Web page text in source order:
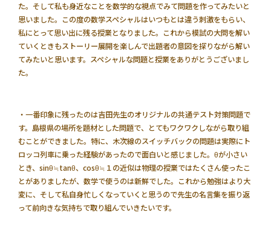
た。そして私も身近なことを数学的な視点でみて問題を作ってみたいと
思いました。この度の数学スペシャルはいつもとは違う刺激をもらい、
私にとって思い出に残る授業となりました。これから模試の大問を解い
ていくときもストーリー展開を楽しんで出題者の意図を探りながら解い
てみたいと思います。スペシャルな問題と授業をありがとうございまし
た。
・一番印象に残ったのは吉田先生のオリジナルの共通テスト対策問題で
す。島根県の場所を題材とした問題で、とてもワクワクしながら取り組
むことができました。特に、木次線のスイッチバックの問題は実際にト
ロッコ列車に乗った経験があったので面白いと感じました。θが小さい
とき、sinθ≒tanθ、cosθ≒１の近似は物理の授業ではたくさん使ったこ
とがありましたが、数学で使うのは新鮮でした。これから勉強はより大
変に、そして私自身忙しくなっていくと思うので先生の名言集を振り返
って前向きな気持ちで取り組んでいきたいです。